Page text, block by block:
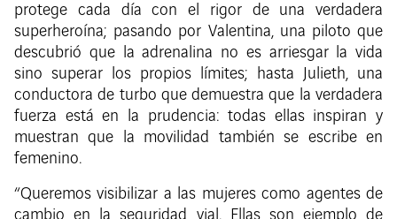
protege cada día con el rigor de una verdadera
superheroína; pasando por Valentina, una piloto que
descubrió que la adrenalina no es arriesgar la vida
sino superar los propios límites; hasta Julieth, una
conductora de turbo que demuestra que la verdadera
fuerza está en la prudencia: todas ellas inspiran y
muestran que la movilidad también se escribe en
femenino.
“Queremos visibilizar a las mujeres como agentes de